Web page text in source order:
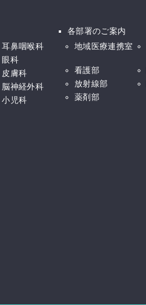
耳鼻咽喉科
眼科
皮膚科
脳神経外科
小児科
各部署のご案内
地域医療連携室
看護部
放射線部
薬剤部